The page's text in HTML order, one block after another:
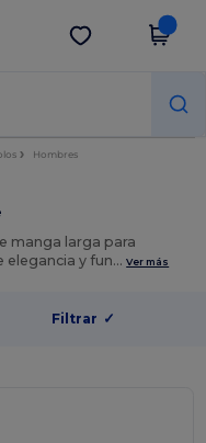
Descargar app
Hombres
manga larga para
elegancia y fun…Ver más
Filtrar ✓